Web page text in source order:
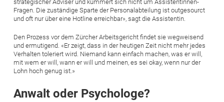
strategischer Adviser und kümmert sich nicht um Assistentinnen-
Fragen. Die zuständige Sparte der Personalabteilung ist outgesourct
und oft nur über eine Hotline erreichbar», sagt die Assistentin.
Den Prozess vor dem Zürcher Arbeitsgericht findet sie wegweisend
und ermutigend. «Er zeigt, dass in der heutigen Zeit nicht mehr jedes
Verhalten toleriert wird. Niemand kann einfach machen, was er will,
mit wem er will, wann er will und meinen, es sei okay, wenn nur der
Lohn hoch genug ist.»
Anwalt oder Psychologe?